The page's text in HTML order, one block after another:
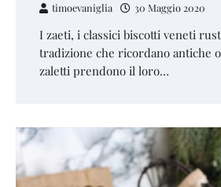
timoevaniglia 30 Maggio 2020
I zaeti, i classici biscotti veneti
tradizione che ricordano antiche
zaletti prendono il loro…